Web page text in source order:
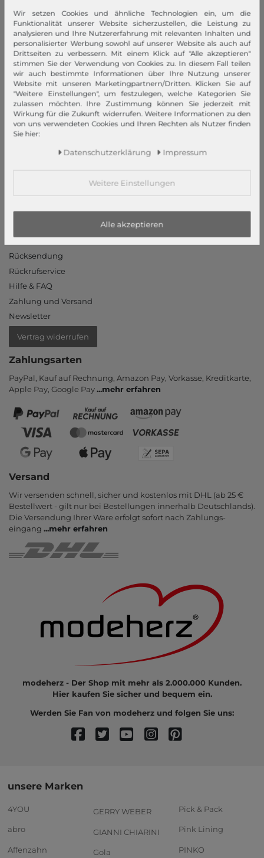
modeherz
Impressum
AGB
Widerrufsrecht
Datenschutzerklärung
Datenschutzeinstellungen
Barrierefreiheitserklärung
Jobs
Rücksendung
Rückrufservice
Hilfe & FAQ
Zahlung und Versand
Newsletter
Vertrag widerrufen
Zahlungsarten
PayPal, Kauf auf Rechnung, Amazon Pay, Vor­kasse, Kredit­karte,
Apple Pay, Google Pay...mehr erfahren
Versand
Wir versenden schnell, sicher und kostenlos mit DHL (ab 25 €
Bestell­wert - gilt nur bei Bestel­lungen inner­halb Deutsch­lands).
Die Ver­sendung Ihrer Ware er­folgt sofort nach Zahlungs­
eingang ...mehr erfahren
modeherz - Der Shop mit mehr als 2.000.000 Kunden.
Hier kaufen Sie sicher und bequem ein.
Werden Sie Fan von modeherz und folgen Sie uns:
unsere Marken
4YOU
abro
Affenzahn
GERRY WEBER
GIANNI CHIARINI
Gola
Pick & Pack
Pink Lining
PINKO
Wir setzen Cookies und ähnliche Technologien ein, um die
Funktionalität unserer Website sicherzustellen, die Leistung zu
analysieren und Ihre Nutzererfahrung mit relevanten Inhalten und
personalisierter Werbung sowohl auf unserer Website als auch auf
Drittseiten zu verbessern. Mit einem Klick auf "Alle akzeptieren"
stimmen Sie der Verwendung von Cookies zu. In diesem Fall teilen
wir auch bestimmte Informationen über Ihre Nutzung unserer
Website mit unseren Marketingpartnern/Dritten. Klicken Sie auf
"Weitere Einstellungen", um festzulegen, welche Kategorien Sie
zulassen möchten. Ihre Zustimmung können Sie jederzeit mit
Wirkung für die Zukunft widerrufen. Weitere Informationen zu den
von uns verwendeten Cookies und Ihren Rechten als Nutzer finden
Sie hier:
Daten­schutz­erklärung Impressum
Weitere Einstellungen
Alle akzeptieren